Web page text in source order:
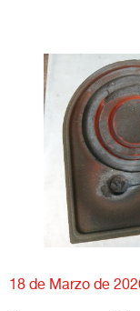
18 de Marzo de